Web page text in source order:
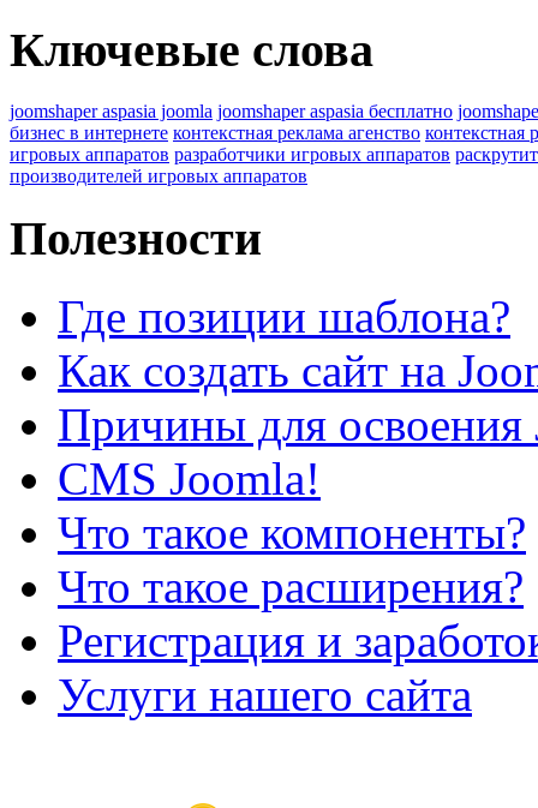
Ключевые слова
joomshaper aspasia joomla joomshaper aspasia бесплатно
бизнес в интернете контекстная реклама агенство контекстная
игровых аппаратов разработчики игровых аппаратов
производителей игровых аппаратов
Полезности
Где позиции шаблона?
Как создать сайт на
Причины для освоения
CMS Joomla!
Что такое компоненты?
Что такое расширения?
Регистрация и
Услуги нашего сайта